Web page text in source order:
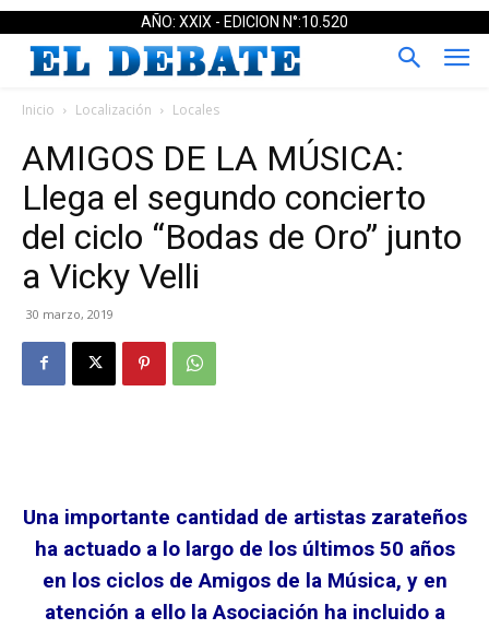
AÑO: XXIX - EDICION N°:10.520
Inicio Localización Locales
AMIGOS DE LA MÚSICA:
Llega el segundo concierto
del ciclo “Bodas de Oro” junto
a Vicky Velli
30 marzo, 2019
Una importante cantidad de artistas zarateños
ha actuado a lo largo de los últimos 50 años
en los ciclos de Amigos de la Música, y en
atención a ello la Asociación ha incluido a